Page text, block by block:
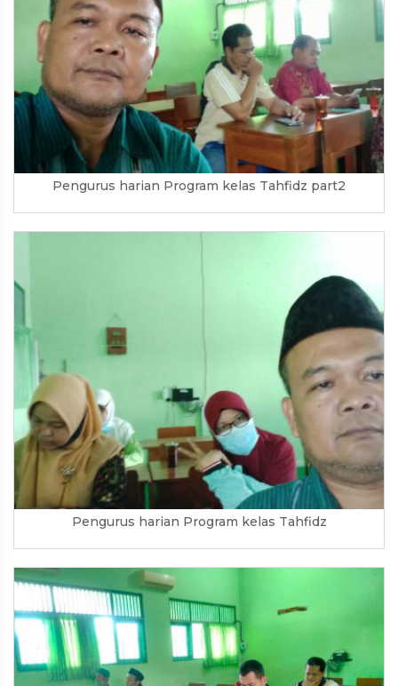
Pengurus harian Program kelas Tahfidz part2
Pengurus harian Program kelas Tahfidz